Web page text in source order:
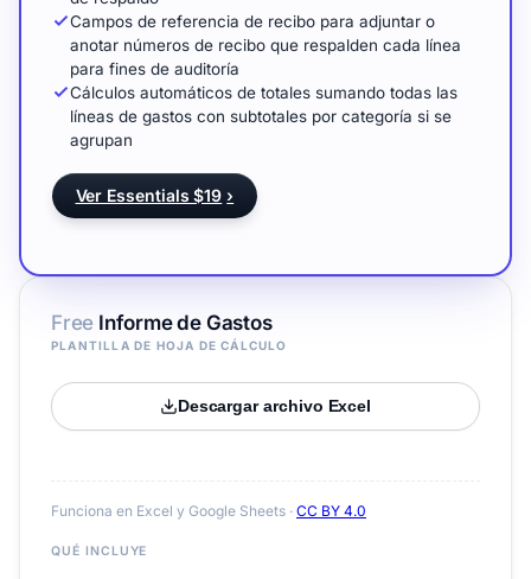
Free Informe de Gastos
PLANTILLA DE HOJA DE CÁLCULO
Descargar archivo Excel
Funciona en Excel y Google Sheets · CC BY 4.0
QUÉ INCLUYE
Campos de referencia de recibo para adjuntar o
anotar números de recibo que respalden cada línea
para fines de auditoría
Cálculos automáticos de totales sumando todas las
líneas de gastos con subtotales por categoría si se
agrupan
Ver Essentials $19 ›